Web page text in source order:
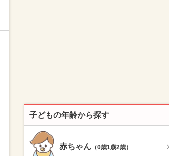
子どもの年齢から探す
赤ちゃん （0歳1歳2歳）